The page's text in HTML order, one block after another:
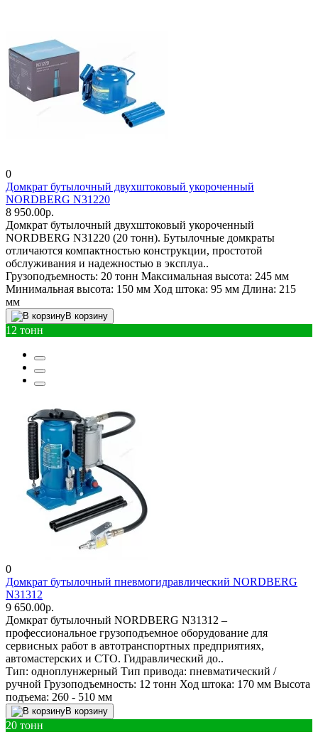
0
Домкрат бутылочный двухштоковый укороченный
NORDBERG N31220
8 950.00р.
Домкрат бутылочный двухштоковый укороченный
NORDBERG N31220 (20 тонн). Бутылочные домкраты
отличаются компактностью конструкции, простотой
обслуживания и надежностью в эксплуа..
Грузоподъемность: 20 тонн Максимальная высота: 245 мм
Минимальная высота: 150 мм Ход штока: 95 мм Длина: 215
мм
В корзину
12 тонн
0
Домкрат бутылочный пневмогидравлический NORDBERG
N31312
9 650.00р.
Домкрат бутылочный NORDBERG N31312 –
профессиональное грузоподъемное оборудование для
сервисных работ в автотранспортных предприятиях,
автомастерских и СТО. Гидравлический до..
Тип: одноплунжерный Тип привода: пневматический /
ручной Грузоподъемность: 12 тонн Ход штока: 170 мм Высота
подъема: 260 - 510 мм
В корзину
20 тонн